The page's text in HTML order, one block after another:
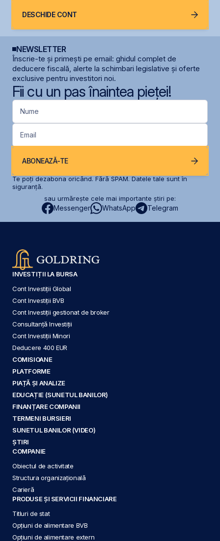
DESCHIDE CONT
NEWSLETTER
Înscrie-te și primești pe email: ghidul complet de
deducere fiscală, alerte la schimbari legislative și oferte
exclusive pentru investitori noi.
Fii cu un pas înaintea pieței!
Nume
Email
ABONEAZĂ-TE
Te poți dezabona oricând. Fără SPAM. Datele tale sunt în
siguranță.
sau urmărește cele mai importante știri pe:
Messenger WhatsApp Telegram
INVESTIȚII LA BURSA
Cont Investiții Global
Cont Investiții BVB
Cont Investiții gestionat de broker
Consultanță Investiții
Cont Investiții Minori
Deducere 400 EUR
COMISIOANE
PLATFORME
PIAȚĂ ȘI ANALIZE
EDUCAȚIE (SUNETUL BANILOR)
FINANȚARE COMPANII
TERMENI BURSIERI
SUNETUL BANILOR (VIDEO)
ȘTIRI
COMPANIE
Obiectul de activitate
Structura organizațională
Carieră
PRODUSE ȘI SERVICII FINANCIARE
Titluri de stat
Opțiuni de alimentare BVB
Opțiuni de alimentare extern